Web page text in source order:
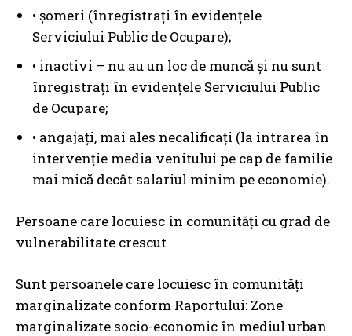
• șomeri (înregistrați în evidențele
Serviciului Public de Ocupare);
• inactivi – nu au un loc de muncă și nu sunt
înregistrați în evidențele Serviciului Public
de Ocupare;
• angajați, mai ales necalificați (la intrarea în
intervenție media venitului pe cap de familie
mai mică decât salariul minim pe economie).
Persoane care locuiesc în comunități cu grad de
vulnerabilitate crescut
Sunt persoanele care locuiesc în comunități
marginalizate conform Raportului: Zone
marginalizate socio-economic în mediul urban